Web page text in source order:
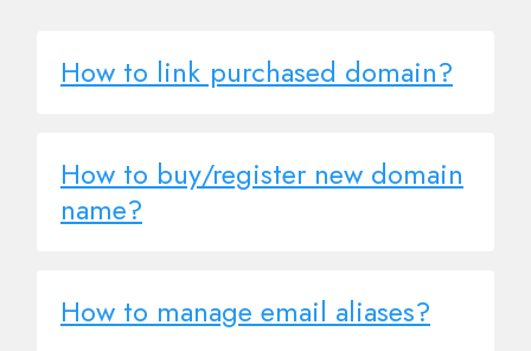
How to link purchased domain?
How to buy/register new domain
name?
How to manage email aliases?